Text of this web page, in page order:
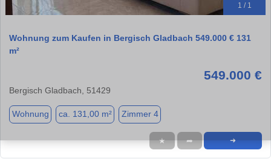
1 / 1
Wohnung zum Kaufen in Bergisch Gladbach 549.000 € 131
m²
549.000 €
Bergisch Gladbach, 51429
Wohnung ca. 131,00 m² Zimmer 4
★ ➦ ➜